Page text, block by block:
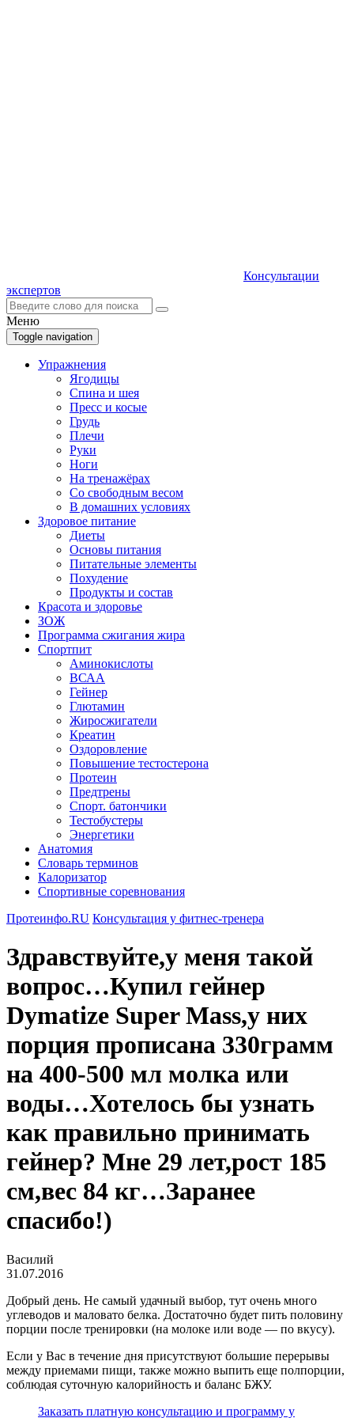
Консультации
экспертов
Меню
Toggle navigation
Упражнения
Ягодицы
Спина и шея
Пресс и косые
Грудь
Плечи
Руки
Ноги
На тренажёрах
Со свободным весом
В домашних условиях
Здоровое питание
Диеты
Основы питания
Питательные элементы
Похудение
Продукты и состав
Красота и здоровье
ЗОЖ
Программа сжигания жира
Спортпит
Аминокислоты
ВСАА
Гейнер
Глютамин
Жиросжигатели
Креатин
Оздоровление
Повышение тестостерона
Протеин
Предтрены
Спорт. батончики
Тестобустеры
Энергетики
Анатомия
Словарь терминов
Калоризатор
Спортивные соревнования
Протеинфо.RU Консультация у фитнес-тренера
Здравствуйте,у меня такой
вопрос…Купил гейнер
Dymatize Super Mass,у них
порция прописана 330грамм
на 400-500 мл молка или
воды…Хотелось бы узнать
как правильно принимать
гейнер? Мне 29 лет,рост 185
см,вес 84 кг…Заранее
спасибо!)
Василий
31.07.2016
Добрый день. Не самый удачный выбор, тут очень много
углеводов и маловато белка. Достаточно будет пить половину
порции после тренировки (на молоке или воде — по вкусу).
Если у Вас в течение дня присутствуют большие перерывы
между приемами пищи, также можно выпить еще полпорции,
соблюдая суточную калорийность и баланс БЖУ.
Заказать платную консультацию и программу у